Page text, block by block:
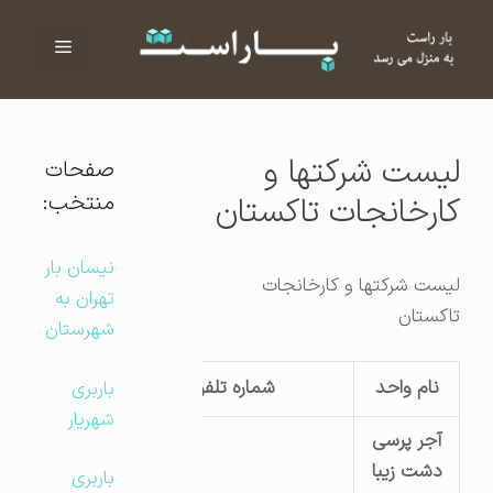
فهرست
لیست شرکتها و
کارخانجات تاکستان
لیست شرکتها و کارخانجات
تاکستان
نام واحد شماره تلفن
آدرس کارگاه
آجر پرسی
دشت زیبا
قزوین –
صفحات
منتخب:
نیسان بار
تهران به
شهرستان
باربری
شهریار
باربری